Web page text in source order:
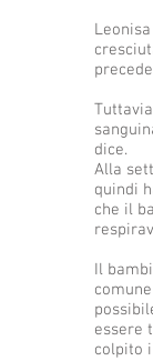
dice.
Alla
quindi
che il
Il
essere
colpito